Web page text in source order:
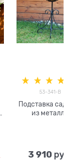
53-341-B
Подставка
из
3 910